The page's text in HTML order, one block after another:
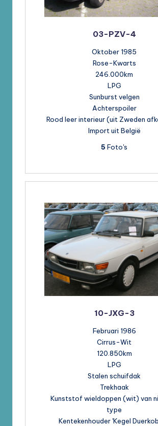
03-PZV-4
Oktober 1985
Rose-Kwarts
246.000km
LPG
Sunburst velgen
Achterspoiler
Rood leer interieur (uit Zweden
Import uit België
5 Foto's
10-JXG-3
Februari 1986
Cirrus-Wit
120.850km
LPG
Stalen schuifdak
Trekhaak
Kunststof wieldoppen (wit) van
type
Kentekenhouder 'Kegel